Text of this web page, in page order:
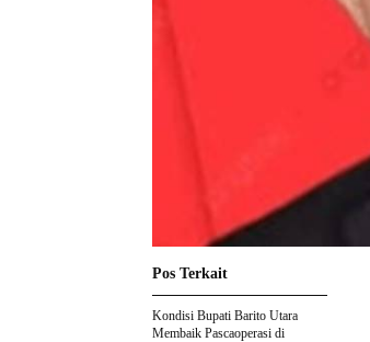
Pos Terkait
Kondisi Bupati Barito Utara
Membaik Pascaoperasi di